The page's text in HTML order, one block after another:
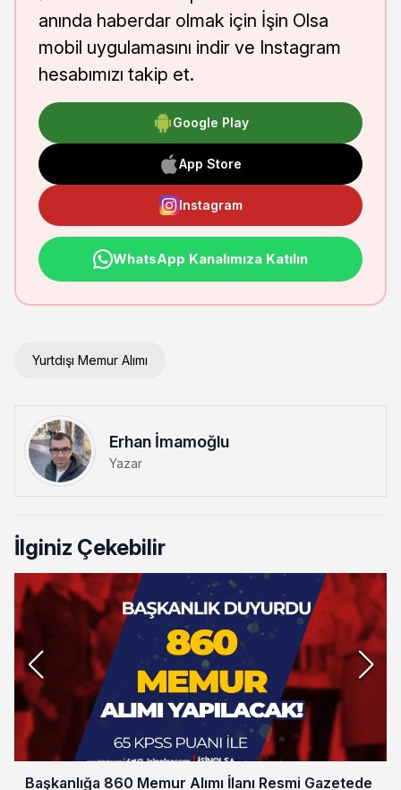
anında haberdar olmak için İşin Olsa
mobil uygulamasını indir ve Instagram
hesabımızı takip et.
Google Play
App Store
Instagram
WhatsApp Kanalımıza Katılın
Yurtdışı Memur Alımı
Erhan İmamoğlu
Yazar
İlginiz Çekebilir
Başkanlığa 860 Memur Alımı İlanı Resmi Gazetede